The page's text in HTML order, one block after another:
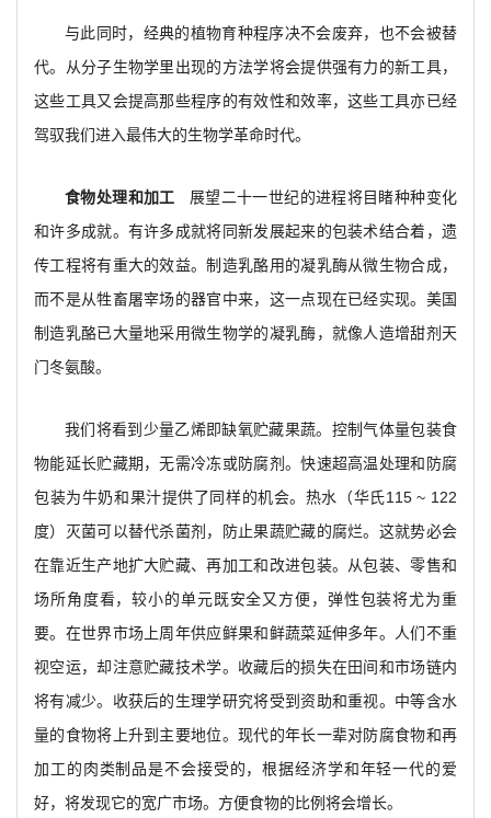
与此同时，经典的植物育种程序决不会废弃，也不会被替
代。从分子生物学里出现的方法学将会提供强有力的新工具，
这些工具又会提高那些程序的有效性和效率，这些工具亦已经
驾驭我们进入最伟大的生物学革命时代。
食物处理和加工
展望二十一世纪的进程将目睹种种变化
和许多成就。有许多成就将同新发展起来的包装术结合着，遗
传工程将有重大的效益。制造乳酪用的凝乳酶从微生物合成，
而不是从牲畜屠宰场的器官中来，这一点现在已经实现。美国
制造乳酪已大量地采用微生物学的凝乳酶，就像人造增甜剂天
门冬氨酸。
我们将看到少量乙烯即缺氧贮藏果蔬。控制气体量包装食
物能延长贮藏期，无需冷冻或防腐剂。快速超高温处理和防腐
包装为牛奶和果汁提供了同样的机会。热水（华氏115 ~ 122
度）灭菌可以替代杀菌剂，防止果蔬贮藏的腐烂。这就势必会
在靠近生产地扩大贮藏、再加工和改进包装。从包装、零售和
场所角度看，较小的单元既安全又方便，弹性包装将尤为重
要。在世界市场上周年供应鲜果和鲜蔬菜延伸多年。人们不重
视空运，却注意贮藏技术学。收藏后的损失在田间和市场链内
将有减少。收获后的生理学研究将受到资助和重视。中等含水
量的食物将上升到主要地位。现代的年长一辈对防腐食物和再
加工的肉类制品是不会接受的，根据经济学和年轻一代的爱
好，将发现它的宽广市场。方便食物的比例将会增长。